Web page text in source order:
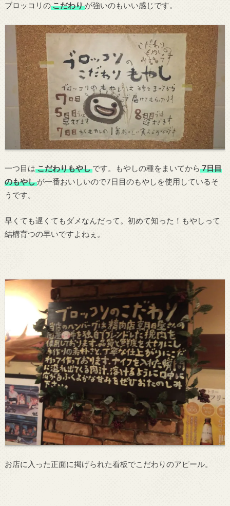
ブロッコリのこだわりが強いのもいい感じです。
一つ目は こだわりもやしです。もやしの種をまいてから 7日目
のもやしが一番おいしいので7日目のもやしを使用しているそ
うです。
早くても遅くてもダメなんだって。初めて知った！もやしって
結構育つの早いですよねぇ。
お店に入った正面に掲げられた看板でこだわりのアピール。